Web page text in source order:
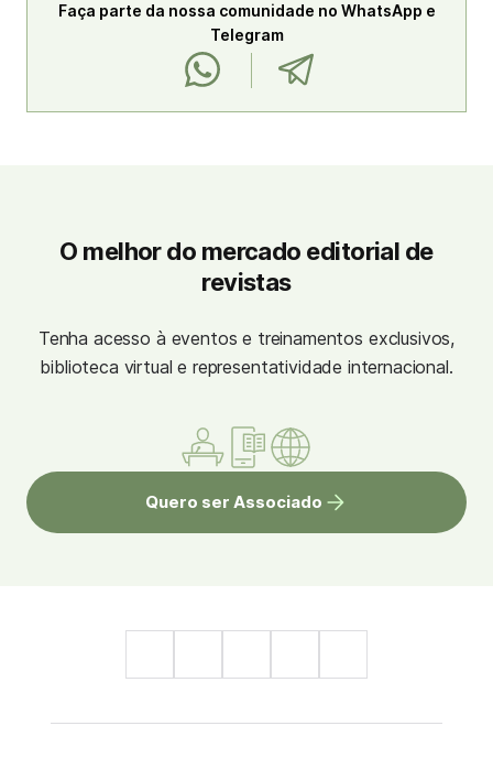
Faça parte da nossa comunidade no WhatsApp e
Telegram
O melhor do mercado editorial de
revistas
Tenha acesso à eventos e treinamentos exclusivos,
biblioteca virtual e representatividade internacional.
Quero ser Associado